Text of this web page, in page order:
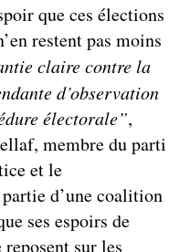
que ces élections
restent pas moins
claire contre la
d’observation
électorale”,
membre du parti
et le
d’une coalition
ses espoirs de
sur les